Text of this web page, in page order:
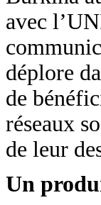
avec
déplore
de
réseaux
de leur
Un